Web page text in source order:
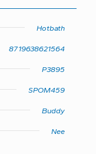
Hotbath
8719638621564
P3895
SPOM459
Buddy
Nee